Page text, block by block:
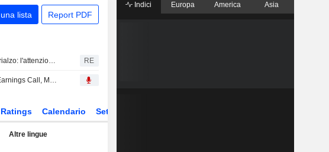
lista Report PDF
Wall Street chiude in lieve rialzo: l'attenzione degli investitori si sposta sulle speranze di pace in Medio Oriente RE
H&R Block, Inc., Q3 2026 Earnings Call, May 06, 2026
Ratings Calendario Settore
Altre lingue
Indici Europa America Asia